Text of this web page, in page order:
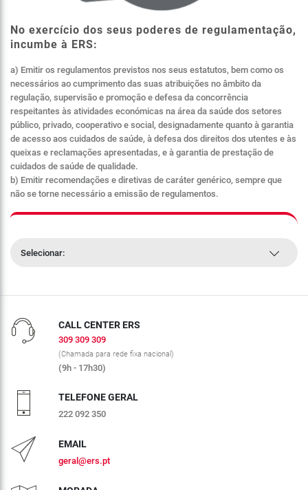
No exercício dos seus poderes de regulamentação,
incumbe à ERS:
a) Emitir os regulamentos previstos nos seus estatutos, bem como os
necessários ao cumprimento das suas atribuições no âmbito da
regulação, supervisão e promoção e defesa da concorrência
respeitantes às atividades económicas na área da saúde dos setores
público, privado, cooperativo e social, designadamente quanto à garantia
de acesso aos cuidados de saúde, à defesa dos direitos dos utentes e às
queixas e reclamações apresentadas, e à garantia de prestação de
cuidados de saúde de qualidade.
b) Emitir recomendações e diretivas de caráter genérico, sempre que
não se torne necessário a emissão de regulamentos.
Selecionar:
CALL CENTER ERS
309 309 309
(Chamada para rede fixa nacional)
(9h - 17h30)
TELEFONE GERAL
222 092 350
EMAIL
geral@ers.pt